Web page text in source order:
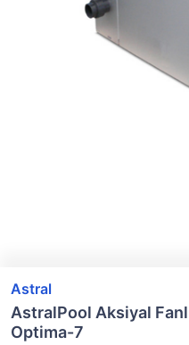
Astral
AstralPool Aksiyal
Optima-7